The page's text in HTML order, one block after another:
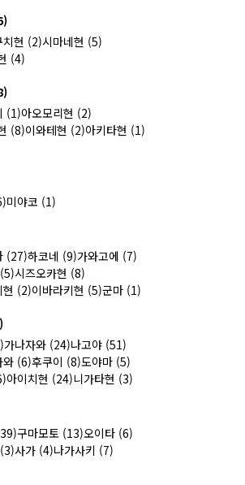
치현 (2)시마네현 (5)
(4)
(1)아오모리현 (2)
(8)이와테현 (2)아키타현 (1)
미야코 (1)
(27)하코네 (9)가와고에 (7)
시즈오카현 (8)
현 (2)이바라키현 (5)군마 (1)
가나자와 (24)나고야 (51)
와 (6)후쿠이 (8)도야마 (5)
아이치현 (24)니가타현 (3)
구마모토 (13)오이타 (6)
사가 (4)나가사키 (7)